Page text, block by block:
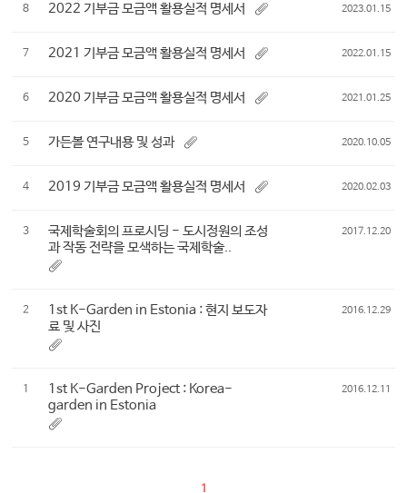
8 2022 기부금 모금액 활용실적 명세서 2023.01.15
7 2021 기부금 모금액 활용실적 명세서 2022.01.15
6 2020 기부금 모금액 활용실적 명세서 2021.01.25
5 가든볼 연구내용 및 성과 2020.10.05
4 2019 기부금 모금액 활용실적 명세서 2020.02.03
3
국제학술회의 프로시딩 - 도시정원의 조성
과 작동 전략을 모색하는 국제학술..
2017.12.20
2
1st K-Garden in Estonia : 현지 보도자
료 및 사진
2016.12.29
1
1st K-Garden Project : Korea-
garden in Estonia
2016.12.11
1